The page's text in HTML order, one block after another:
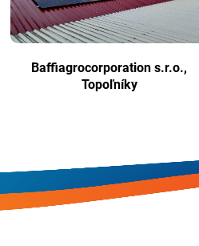
Baffiagrocorporation s.r.o.,
Topoľníky